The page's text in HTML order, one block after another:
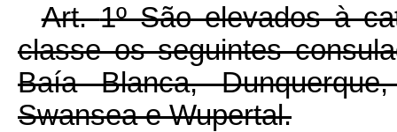
Art.1º São elevados à
classe os seguintes
Baía Blanca,
Swansea e Wupertal.